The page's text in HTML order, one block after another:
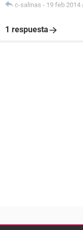
c-salinas - 19 feb 2014
1 respuesta